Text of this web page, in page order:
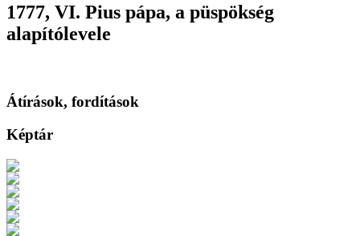
1777, VI. Pius pápa, a püspökség
alapítólevele
Átírások, fordítások
Képtár